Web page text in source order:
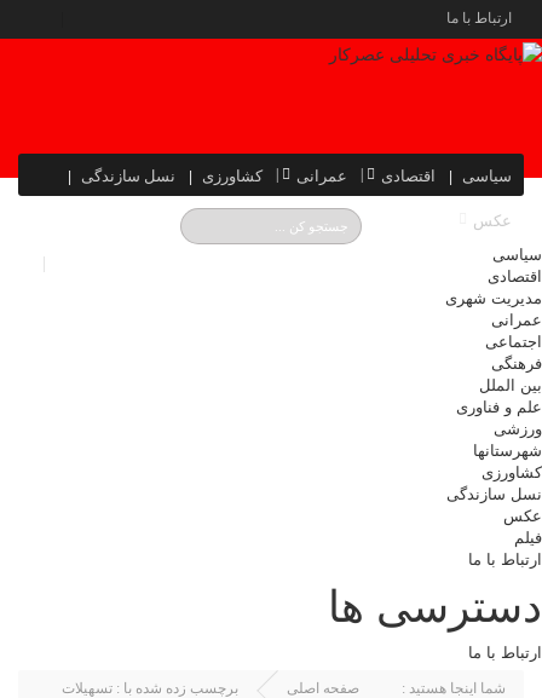
ارتباط با ما
سیاسی اقتصادی عمرانی کشاورزی نسل سازندگی
عکس
سیاسی
اقتصادی
مدیریت شهری
عمرانی
اجتماعی
فرهنگی
بین الملل
علم و فناوری
ورزشی
شهرستانها
کشاورزی
نسل سازندگی
عکس
فیلم
ارتباط با ما
دسترسی ها
ارتباط با ما
شما اینجا هستید : صفحه اصلی برچسب زده شده با : تسهیلات